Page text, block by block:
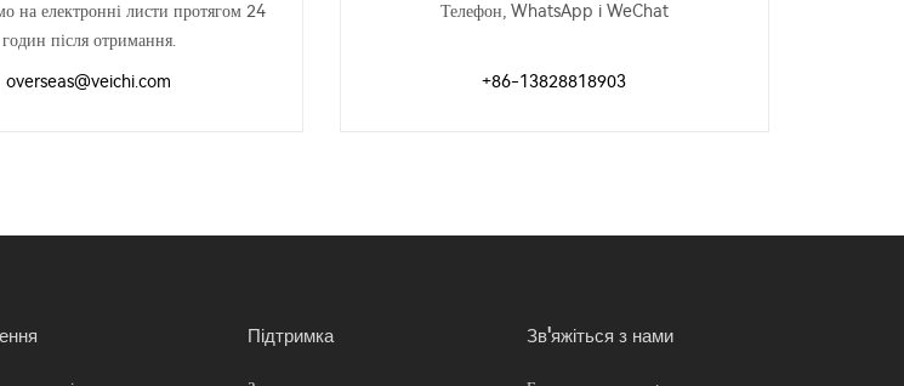
на електронні листи протягом 24
годин після отримання.
overseas@veichi.com
Телефон, WhatsApp i WeChat
+86-13828818903
Підтримка Зв'яжіться з нами